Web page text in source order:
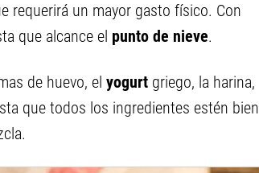
requerirá un mayor gasto físico. Con
que alcance el punto de nieve.
de huevo, el yogurt griego, la harina,
que todos los ingredientes estén bien